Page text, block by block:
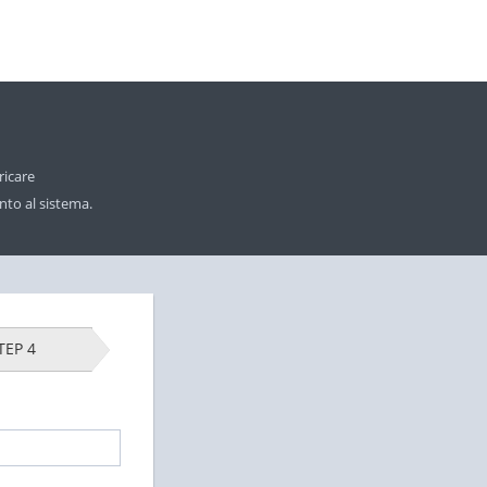
al sistema.
4